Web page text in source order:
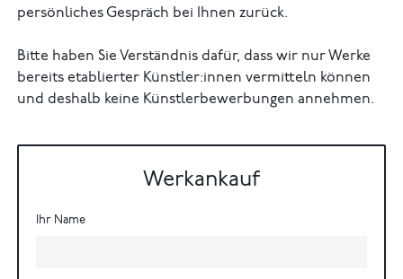
persönliches Gespräch bei Ihnen zurück.
Bitte haben Sie Verständnis dafür, dass wir nur Werke
bereits etablierter Künstler:innen vermitteln können
und deshalb keine Künstlerbewerbungen annehmen.
Werkankauf
Ihr Name